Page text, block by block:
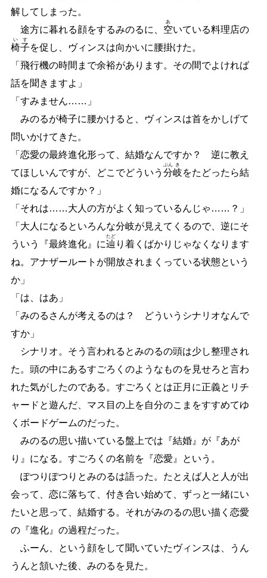
解してしまった。
途方に暮れる顔をするみのるに、 空
あ
いている料理店の
椅
い
子
す
を促し、ヴィンスは向かいに腰掛けた。
「飛行機の時間まで余裕があります。その間でよければ
話を聞きますよ」
「すみません… … 」
みのるが椅子に腰かけると、ヴィンスは首をかしげて
問いかけてきた。
「恋愛の最終進化形って、結婚なんですか？ 逆に教え
てほしいんですが、どこでどういう 分
ぶん
岐
き
をたどったら結
婚になるんですか？」
「それは… …大人の方がよく知っているんじゃ … … ？」
「大人になるといろんな分岐が見えてくるので、逆にそ
ういう『最終進化』に辿
たど
り着くばかりじゃなくなります
ね。アナザールートが開放されまくっている状態という
か」
「は、はあ」
「みのるさんが考えるのは？ どういうシナリオなんで
すか」
シナリオ。そう言われるとみのるの頭は少し整理され
た。頭の中にあるすごろくのようなものを見せろと言わ
れた気がしたのである。すごろくとは正月に正義とリチ
ャードと遊んだ、マス目の上を自分のこまをすすめてゆ
くボードゲームのだった。
みのるの思い描いている盤上では『結婚』が『あが
り』になる。すごろくの名前を『恋愛』という。
ぽつりぽつりとみのるは語った。たとえば人と人が出
会って、恋に落ちて、付き合い始めて、ずっと一緒にい
たいと思って、結婚する。それがみのるの思い描く恋愛
の『進化』の過程だった。
ふーん、という顔をして聞いていたヴィンスは、うん
うんと頷いた後、みのるを見た。